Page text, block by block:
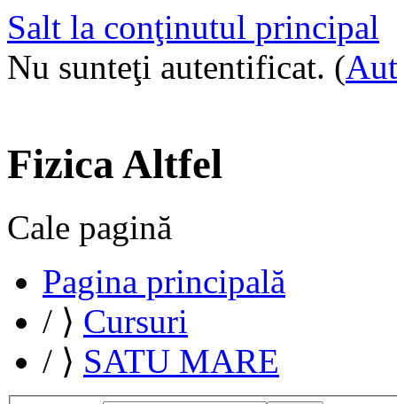
Salt la conţinutul principal
Nu sunteţi autentificat. (
Fizica Altfel
Cale pagină
Pagina principală
/ ⟩ Cursuri
/ ⟩ SATU MARE